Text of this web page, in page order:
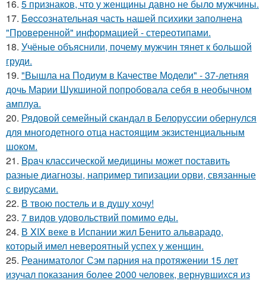
16. 5 признаков, что у женщины давно не было мужчины.
17. Бecсознательная часть нашей психики заполнена
"Проверенной" информацией - стереотипами.
18. Учёные объяснили, почему мужчин тянет к большой
груди.
19. "Вышла на Подиум в Качестве Модели" - 37-летняя
дочь Марии Шукшиной попробовала себя в необычном
амплуа.
20. Рядовой семейный скандал в Белоруссии обернулся
для многодетного отца настоящим экзистенциальным
шоком.
21. Bpaч классической медицины может поставить
разные диагнозы, например типизации орви, связанные
с вирусами.
22. В твою постель и в душу хочу!
23. 7 видов удовольствий помимо еды.
24. В XIX веке в Испании жил Бенито альварадо,
который имел невероятный успех у женщин.
25. Реаниматолог Сэм парния на протяжении 15 лет
изучал показания более 2000 человек, вернувшихся из